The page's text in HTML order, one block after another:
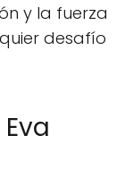
y la fuerza
desafío